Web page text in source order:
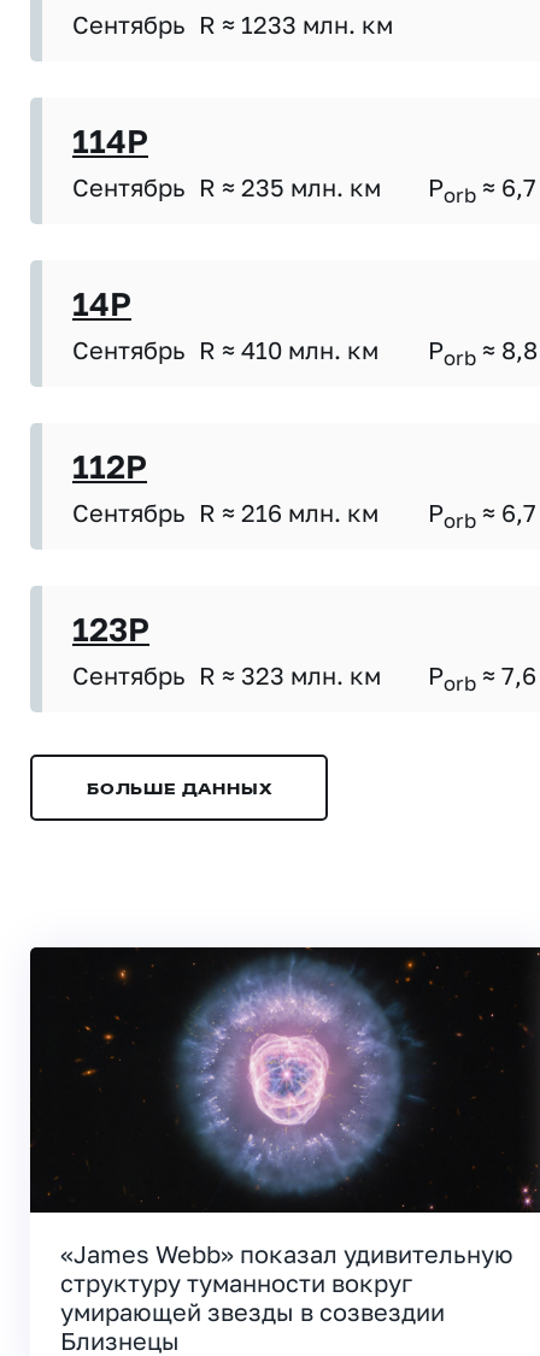
Сентябрь R ≈ 1233 млн. км
114P
Сентябрь R ≈ 235 млн. км Porb ≈ 6,7
14P
Сентябрь R ≈ 410 млн. км Porb ≈ 8,8
112P
Сентябрь R ≈ 216 млн. км Porb ≈ 6,7
123P
Сентябрь R ≈ 323 млн. км Porb ≈ 7,6
БОЛЬШЕ ДАННЫХ
«James Webb» показал удивительную
структуру туманности вокруг
умирающей звезды в созвездии
Близнецы